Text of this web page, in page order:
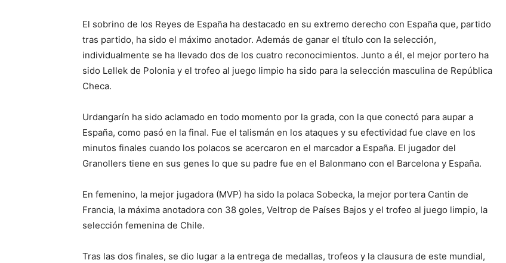
El sobrino de los Reyes de España ha destacado en su extremo derecho con España que, partido
tras partido, ha sido el máximo anotador. Además de ganar el título con la selección,
individualmente se ha llevado dos de los cuatro reconocimientos. Junto a él, el mejor portero ha
sido Lellek de Polonia y el trofeo al juego limpio ha sido para la selección masculina de República
Checa.
Urdangarín ha sido aclamado en todo momento por la grada, con la que conectó para aupar a
España, como pasó en la final. Fue el talismán en los ataques y su efectividad fue clave en los
minutos finales cuando los polacos se acercaron en el marcador a España. El jugador del
Granollers tiene en sus genes lo que su padre fue en el Balonmano con el Barcelona y España.
En femenino, la mejor jugadora (MVP) ha sido la polaca Sobecka, la mejor portera Cantin de
Francia, la máxima anotadora con 38 goles, Veltrop de Países Bajos y el trofeo al juego limpio, la
selección femenina de Chile.
Tras las dos finales, se dio lugar a la entrega de medallas, trofeos y la clausura de este mundial,